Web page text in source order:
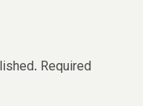
Required